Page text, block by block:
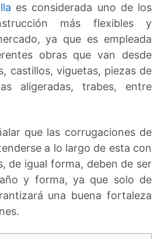
es considerada uno de los
más flexibles y
ya que es empleada
obras que van desde
castillos, viguetas, piezas de
aligeradas, trabes, entre
que las corrugaciones de
a lo largo de esta con
de igual forma, deben de ser
y forma, ya que solo de
una buena fortaleza